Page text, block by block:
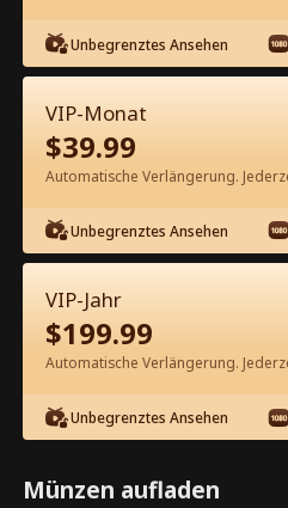
Kostenlos in
Episode 23 - Die
Krankenschwester
0-49 50-76
23 24
Unbegrenztes Ansehen
VIP-Monat
$39.99
Automatische Verlängerung.
Unbegrenztes Ansehen
VIP-Jahr
$199.99
Automatische Verlängerung.
Unbegrenztes Ansehen
Münzen aufladen